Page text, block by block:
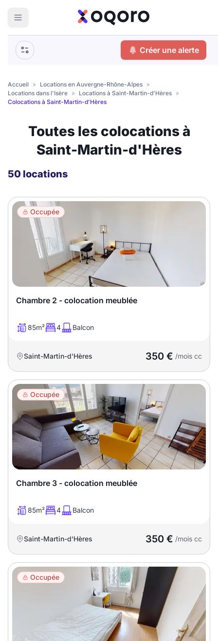
Votre
Que recherchez-vous ?
Colocation Coliving
Meublé ?
Meublé Non meublé
Montant du loyer
Nombre de pièces
T2 T3 T4 T5
T6 T7 T8 T9
T10 T11 T12
T13 T15
T16
Nombre de chambres
disponibles
chambres
disponibles
Espaces additionnels
recherche
Créer une alerte
Accueil » Locations en Auvergne-Rhône-Alpes »
Locations dans l'Isère » Locations à Saint-Martin-d'Hères »
Colocations à Saint-Martin-d'Hères
Toutes les colocations à
Saint-Martin-d'Hères
50 locations
Occupée
Chambre 2 - colocation meublée
85m² 4 Balcon
Saint-Martin-d'Hères 350 € /mois cc
Occupée
Chambre 3 - colocation meublée
85m² 4 Balcon
Saint-Martin-d'Hères 350 € /mois cc
Occupée